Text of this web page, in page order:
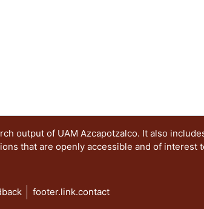
output of UAM Azcapotzalco. It also
that are openly accessible and of interest
footer.link.contact